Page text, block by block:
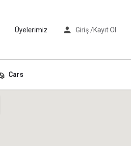
Üyelerimiz Giriş /Kayıt Ol
Cars